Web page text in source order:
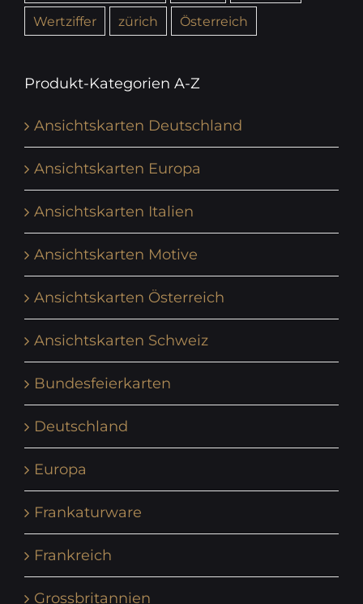
Wertziffer
zürich Österreich
Produkt-Kategorien A-Z
Ansichtskarten Deutschland
Ansichtskarten Europa
Ansichtskarten Italien
Ansichtskarten Motive
Ansichtskarten Österreich
Ansichtskarten Schweiz
Bundesfeierkarten
Deutschland
Europa
Frankaturware
Frankreich
Grossbritannien